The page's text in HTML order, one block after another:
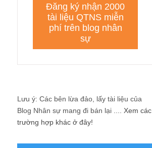
Lưu ý: Các bên lừa đảo, lấy tài liệu của
Blog Nhân sự mang đi bán lại .... Xem các
trường hợp khác ở đây!